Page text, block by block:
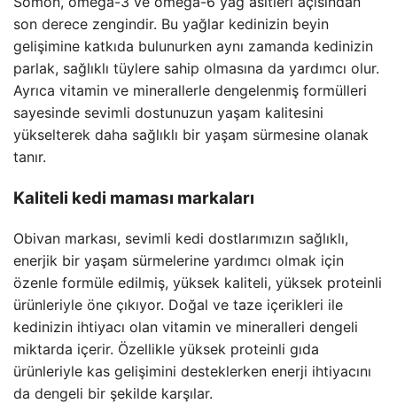
son derece zengindir. Bu yağlar kedinizin beyin
gelişimine katkıda bulunurken aynı zamanda kedinizin
parlak, sağlıklı tüylere sahip olmasına da yardımcı olur.
Ayrıca vitamin ve minerallerle dengelenmiş formülleri
sayesinde sevimli dostunuzun yaşam kalitesini
yükselterek daha sağlıklı bir yaşam sürmesine olanak
tanır.
Kaliteli kedi maması markaları
Obivan markası, sevimli kedi dostlarımızın sağlıklı,
enerjik bir yaşam sürmelerine yardımcı olmak için
özenle formüle edilmiş, yüksek kaliteli, yüksek proteinli
ürünleriyle öne çıkıyor. Doğal ve taze içerikleri ile
kedinizin ihtiyacı olan vitamin ve mineralleri dengeli
miktarda içerir. Özellikle yüksek proteinli gıda
ürünleriyle kas gelişimini desteklerken enerji ihtiyacını
da dengeli bir şekilde karşılar.